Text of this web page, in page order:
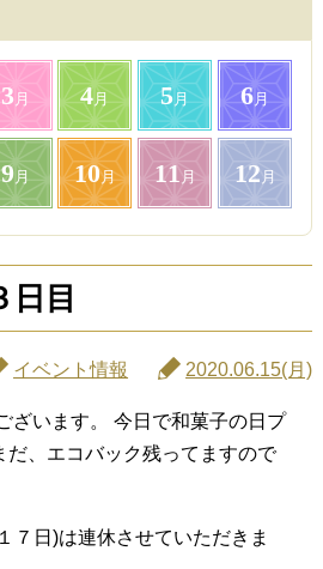
3 月 4月 5月 6月
9月 10月 11 月 12 月
日目
イベント情報 2020.06.15(月)
います。 今日で和菓子の日プ
だ、エコバック残ってますので
７日)は連休させていただきま